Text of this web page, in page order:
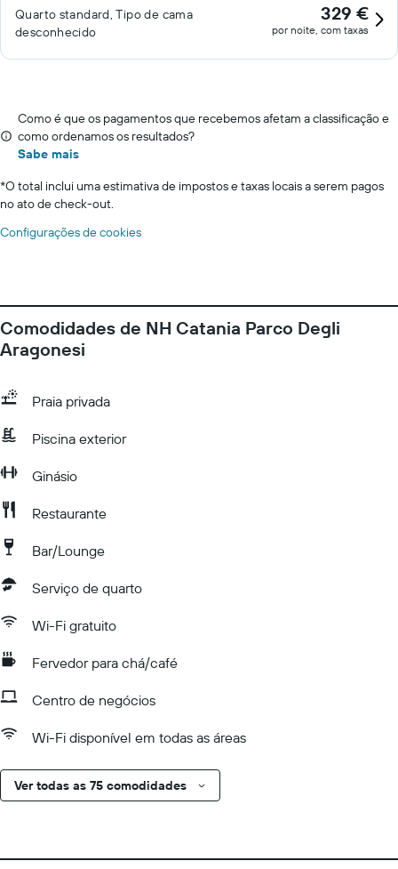
Quarto standard, Tipo de cama
desconhecido
329 €
por noite, com taxas
Como é que os pagamentos que recebemos afetam a classificação e
como ordenamos os resultados?
Sabe mais
*O total inclui uma estimativa de impostos e taxas locais a serem pagos
no ato de check-out.
Configurações de cookies
Comodidades de NH Catania Parco Degli
Aragonesi
Praia privada
Piscina exterior
Ginásio
Restaurante
Bar/Lounge
Serviço de quarto
Wi-Fi gratuito
Fervedor para chá/café
Centro de negócios
Wi-Fi disponível em todas as áreas
Ver todas as 75 comodidades